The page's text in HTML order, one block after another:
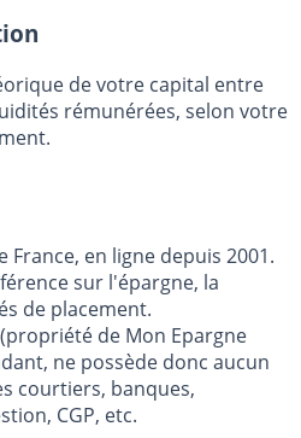
de votre capital entre
en ligne depuis 2001.
sur l'épargne, la
de placement.
de Mon Epargne
ne possède donc aucun